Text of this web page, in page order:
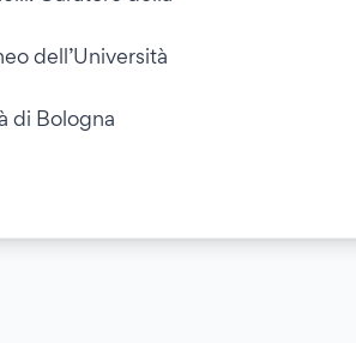
dell’Università
di Bologna